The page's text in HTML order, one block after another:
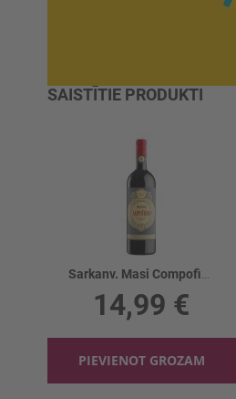
SAISTĪTIE PRODUKTI
Sarkanv. Masi Compofiorin Ripasso 13%
14,99 €
PIEVIENOT GROZAM